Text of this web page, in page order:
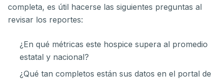
completa, es útil hacerse las siguientes preguntas al
revisar los reportes:
¿En qué métricas este hospice supera al promedio
estatal y nacional?
¿Qué tan completos están sus datos en el portal de